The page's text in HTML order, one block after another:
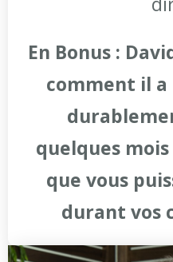
En Bonus :
comment il a
quelques
que vous
durant vos